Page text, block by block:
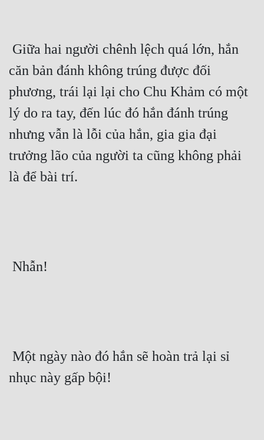
căn bản đánh không trúng được đối
phương, trái lại lại cho Chu Khảm có một
lý do ra tay, đến lúc đó hắn đánh trúng
nhưng vẫn là lỗi của hắn, gia gia đại
trưởng lão của người ta cũng không phải
là để bài trí.
Nhẫn!
nhục này gấp bội!